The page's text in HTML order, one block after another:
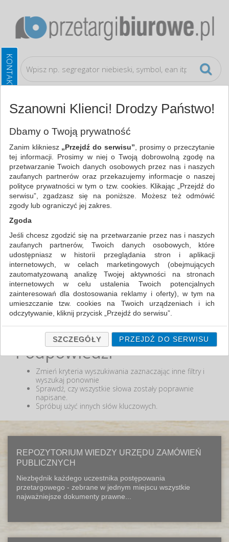
Artykuły szkolne Ołówki
WSZYSTKIE KATEGORIE
NAJCHĘTNIEJ WYBIERANE
FILTRY
WIĘCEJ
Zakres cenowy
MIN:
MAX:
ODZNACZ
Nie odnaleziono produktów wg przyjętych kryteriów
lub podana fraza "" nie została odnaleziona.
Podpowiedzi
Zmień kryteria wyszukiwania zaznaczając inne filtry i
wyszukaj ponownie
Sprawdź, czy wszystkie słowa zostały poprawnie
napisane.
Spróbuj użyć innych słów kluczowych.
REPOZYTORIUM WIEDZY URZĘDU ZAMÓWIEŃ
PUBLICZNYCH
Niezbędnik każdego uczestnika postępowania
przetargowego - zebrane w jednym miejscu wszystkie
najważniejsze dokumenty prawne...
Szanowni Klienci! Drodzy Państwo!
Dbamy o Twoją prywatność
Zanim klikniesz „Przejdź do serwisu” , prosimy o przeczytanie
tej informacji. Prosimy w niej o Twoją dobrowolną zgodę na
przetwarzanie Twoich danych osobowych przez nas i naszych
zaufanych partnerów oraz przekazujemy informacje o naszej
polityce prywatności w tym o tzw. cookies. Klikając „Przejdź do
serwisu”, zgadzasz się na poniższe. Możesz też odmówić
zgody lub ograniczyć jej zakres.
Zgoda
Jeśli chcesz zgodzić się na przetwarzanie przez nas i naszych
zaufanych partnerów, Twoich danych osobowych, które
udostępniasz w historii przeglądania stron i aplikacji
internetowych, w celach marketingowych (obejmujących
zautomatyzowaną analizę Twojej aktywności na stronach
internetowych w celu ustalenia Twoich potencjalnych
zainteresowań dla dostosowania reklamy i oferty), w tym na
umieszczanie tzw. cookies na Twoich urządzeniach i ich
odczytywanie, kliknij przycisk „Przejdź do serwisu”.
Jeśli nie chcesz wyrazić zgody lub ograniczyć jej zakres, kliknij
„Szczegóły”, gdzie znajdziesz wszelkie informacje o tym jak to
zrobić . Te same informacje znajdziesz także na podstronie z
naszą polityką prywatności obowiązującą od 25 maja 2018.
W przypadku użytkowników zalogowanych, ważna jest Państwa
wcześniejsza zgoda której udzieliliście podczas zakładania
konta. Każda Państwa zgoda jest dobrowolna i można ją w
dowolnym momencie wycofać.
Klauzula Informacyjna (rozwiń)
SZCZEGÓŁY PRZEJDŹ DO SERWISU